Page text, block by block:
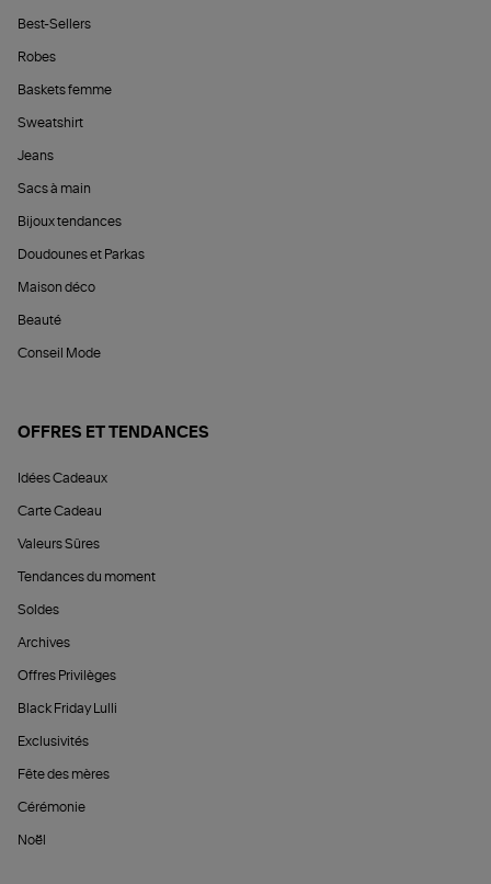
Best-Sellers
Robes
Baskets femme
Sweatshirt
Jeans
Sacs à main
Bijoux tendances
Doudounes et Parkas
Maison déco
Beauté
Conseil Mode
OFFRES ET TENDANCES
Idées Cadeaux
Carte Cadeau
Valeurs Sûres
Tendances du moment
Soldes
Archives
Offres Privilèges
Black Friday Lulli
Exclusivités
Fête des mères
Cérémonie
Noël